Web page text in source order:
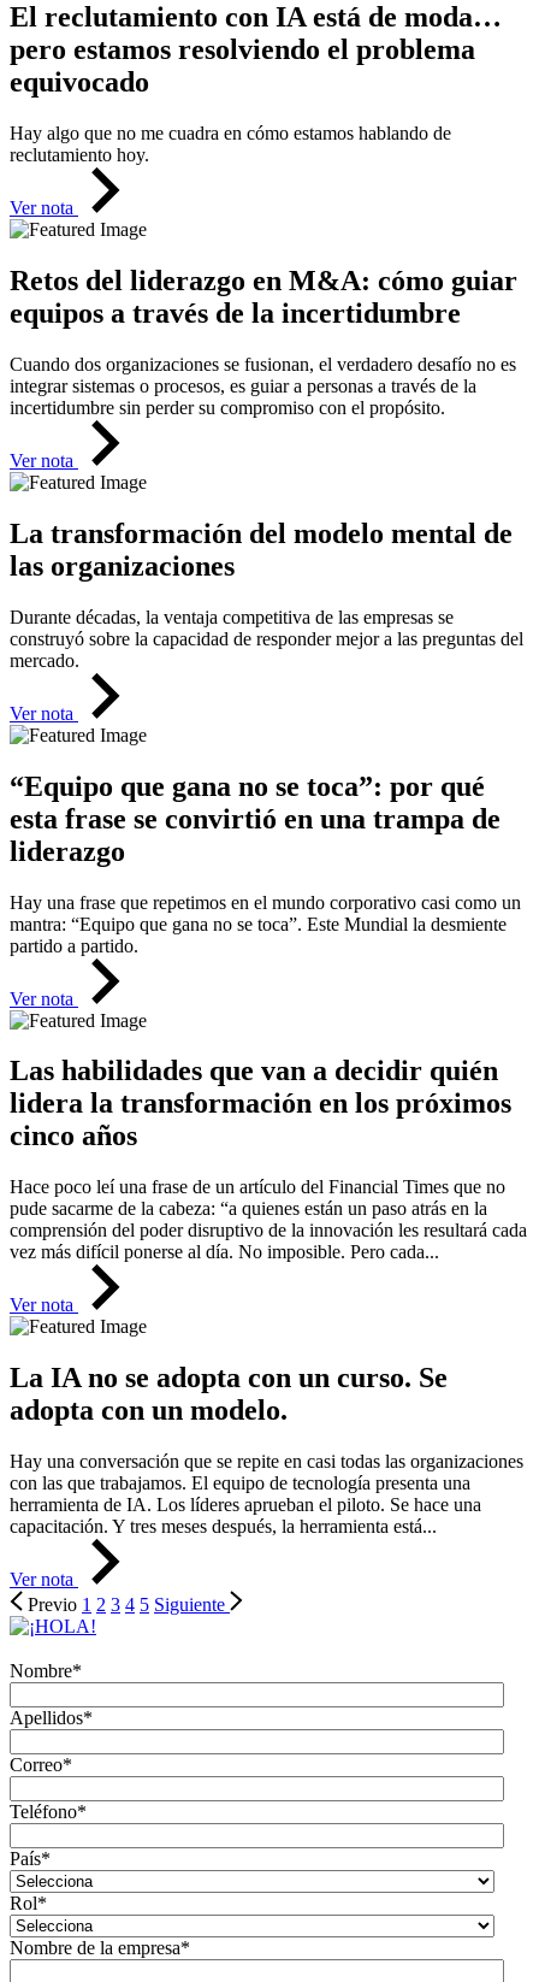
El reclutamiento con IA está de moda…
pero estamos resolviendo el problema
equivocado
Hay algo que no me cuadra en cómo estamos hablando de
reclutamiento hoy.
Ver nota
Retos del liderazgo en M&A: cómo guiar
equipos a través de la incertidumbre
Cuando dos organizaciones se fusionan, el verdadero desafío no es
integrar sistemas o procesos, es guiar a personas a través de la
incertidumbre sin perder su compromiso con el propósito.
Ver nota
La transformación del modelo mental de
las organizaciones
Durante décadas, la ventaja competitiva de las empresas se
construyó sobre la capacidad de responder mejor a las preguntas del
mercado.
Ver nota
“Equipo que gana no se toca”: por qué
esta frase se convirtió en una trampa de
liderazgo
Hay una frase que repetimos en el mundo corporativo casi como un
mantra: “Equipo que gana no se toca”. Este Mundial la desmiente
partido a partido.
Ver nota
Las habilidades que van a decidir quién
lidera la transformación en los próximos
cinco años
Hace poco leí una frase de un artículo del Financial Times que no
pude sacarme de la cabeza: “a quienes están un paso atrás en la
comprensión del poder disruptivo de la innovación les resultará cada
vez más difícil ponerse al día. No imposible. Pero cada...
Ver nota
La IA no se adopta con un curso. Se
adopta con un modelo.
Hay una conversación que se repite en casi todas las organizaciones
con las que trabajamos. El equipo de tecnología presenta una
herramienta de IA. Los líderes aprueban el piloto. Se hace una
capacitación. Y tres meses después, la herramienta está...
Ver nota
Previo 1 2 3 4 5 Siguiente
Nombre*
Apellidos*
Correo*
Teléfono*
País*
Rol*
Nombre de la empresa*